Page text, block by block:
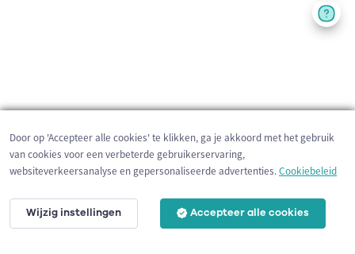
200 m
Door op 'Accepteer alle cookies' te klikken, ga je akkoord met het gebruik
van cookies voor een verbeterde gebruikerservaring,
websiteverkeersanalyse en gepersonaliseerde advertenties.Cookiebeleid
Wijzig instellingen Accepteer alle cookies